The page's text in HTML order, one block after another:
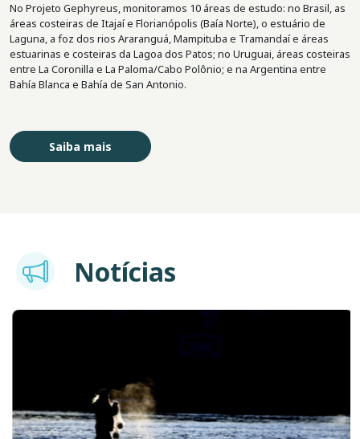
No Projeto Gephyreus, monitoramos 10 áreas de estudo: no Brasil, as
áreas costeiras de Itajaí e Florianópolis (Baía Norte), o estuário de
Laguna, a foz dos rios Araranguá, Mampituba e Tramandaí e áreas
estuarinas e costeiras da Lagoa dos Patos; no Uruguai, áreas costeiras
entre La Coronilla e La Paloma/Cabo Polônio; e na Argentina entre
Bahía Blanca e Bahía de San Antonio.
Saiba mais
Imagem Notícias
Imagem